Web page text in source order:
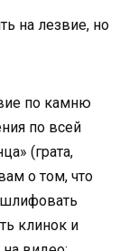
на лезвие, но
по камню
по всей
(грата,
о том, что
клинок и